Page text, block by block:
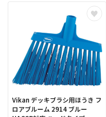
Vikan デッキブラシ用ほうき フ
ロアブルーム 2914 ブルー